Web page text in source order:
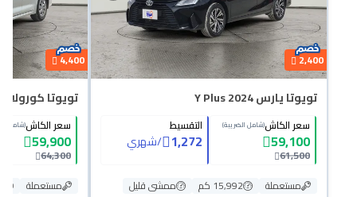
2,400
تويوتا يارس Y Plus 2024
سعر الكاش(شامل الضريبة)
59,100
61,500
التقسيط
1,272
/شهري
مستعملة 15,992 كم
ممشى قليل
4,400
تويوتا كورولا XLI 2024
سعر الكاش(شامل
59,900
64,300
مستعملة